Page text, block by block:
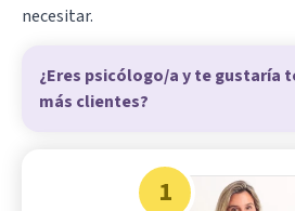
necesitar.
¿Eres psicólogo/a y te gustaría
más clientes?
1